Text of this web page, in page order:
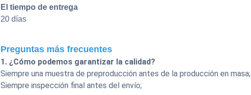
El tiempo de entrega
20 días
Preguntas más frecuentes
1. ¿Cómo podemos garantizar la calidad?
Siempre una muestra de preproducción antes de la producción en masa;
Siempre inspección final antes del envío;